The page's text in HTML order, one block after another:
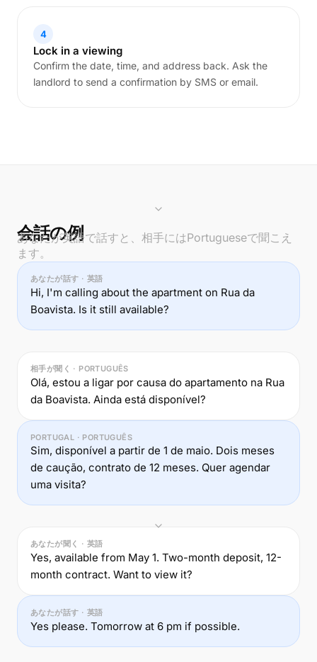
4
Lock in a viewing
Confirm the date, time, and address back. Ask the
landlord to send a confirmation by SMS or email.
会話の例
あなたが英語で話すと、相手にはPortugueseで聞こえ
ます。
あなたが話す · 英語
Hi, I'm calling about the apartment on Rua da
Boavista. Is it still available?
相手が聞く · PORTUGUÊS
Olá, estou a ligar por causa do apartamento na Rua
da Boavista. Ainda está disponível?
PORTUGAL · PORTUGUÊS
Sim, disponível a partir de 1 de maio. Dois meses
de caução, contrato de 12 meses. Quer agendar
uma visita?
あなたが聞く · 英語
Yes, available from May 1. Two-month deposit, 12-
month contract. Want to view it?
あなたが話す · 英語
Yes please. Tomorrow at 6 pm if possible.